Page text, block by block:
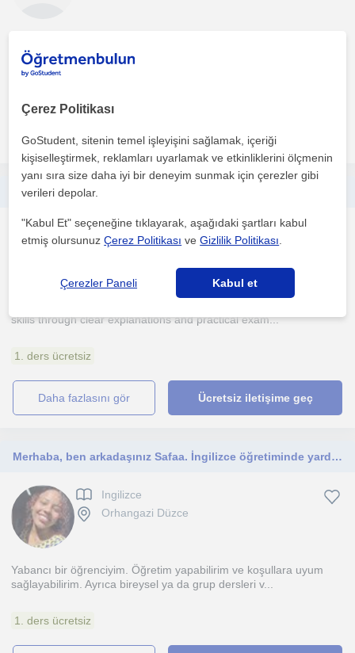
ve Sosyal Bilgiler derslerini yalnızca birer mü...
Ingilizce
Orhangazi Düzce
skills through clear explanations and practical exam...
1. ders ücretsiz
daha fazlasını gör Ücretsiz iletişime geç
Merhaba, ben arkadaşınız Safaa. İngilizce öğretiminde yardımcı olabilirim.Ayrıca ödevlerinizi yapmanıza yardımcı olabilirim.
Ingilizce
Orhangazi Düzce
Yabancı bir öğrenciyim. Öğretim yapabilirim ve koşullara uyum
sağlayabilirim. Ayrıca bireysel ya da grup dersleri v...
1. ders ücretsiz
Çerez Politikası
GoStudent, sitenin temel işleyişini sağlamak, içeriği
kişiselleştirmek, reklamları uyarlamak ve etkinliklerini ölçmenin
yanı sıra size daha iyi bir deneyim sunmak için çerezler gibi
verileri depolar.
"Kabul Et" seçeneğine tıklayarak, aşağıdaki şartları kabul
etmiş olursunuzÇerez Politikası veGizlilik Politikası
Çerezler Paneli Kabul et